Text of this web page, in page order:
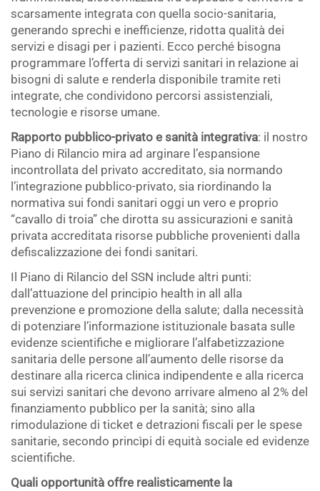
scarsamente integrata con quella socio-sanitaria,
generando sprechi e inefficienze, ridotta qualità dei
servizi e disagi per i pazienti. Ecco perché bisogna
programmare l’offerta di servizi sanitari in relazione ai
bisogni di salute e renderla disponibile tramite reti
integrate, che condividono percorsi assistenziali,
tecnologie e risorse umane.
Rapporto pubblico-privato e sanità integrativa: il nostro
Piano di Rilancio mira ad arginare l’espansione
incontrollata del privato accreditato, sia normando
l’integrazione pubblico-privato, sia riordinando la
normativa sui fondi sanitari oggi un vero e proprio
“cavallo di troia” che dirotta su assicurazioni e sanità
privata accreditata risorse pubbliche provenienti dalla
defiscalizzazione dei fondi sanitari.
Il Piano di Rilancio del SSN include altri punti:
dall’attuazione del principio health in all alla
prevenzione e promozione della salute; dalla necessità
di potenziare l’informazione istituzionale basata sulle
evidenze scientifiche e migliorare l’alfabetizzazione
sanitaria delle persone all’aumento delle risorse da
destinare alla ricerca clinica indipendente e alla ricerca
sui servizi sanitari che devono arrivare almeno al 2% del
finanziamento pubblico per la sanità; sino alla
rimodulazione di ticket e detrazioni fiscali per le spese
sanitarie, secondo princìpi di equità sociale ed evidenze
scientifiche.
Quali opportunità offre realisticamente la